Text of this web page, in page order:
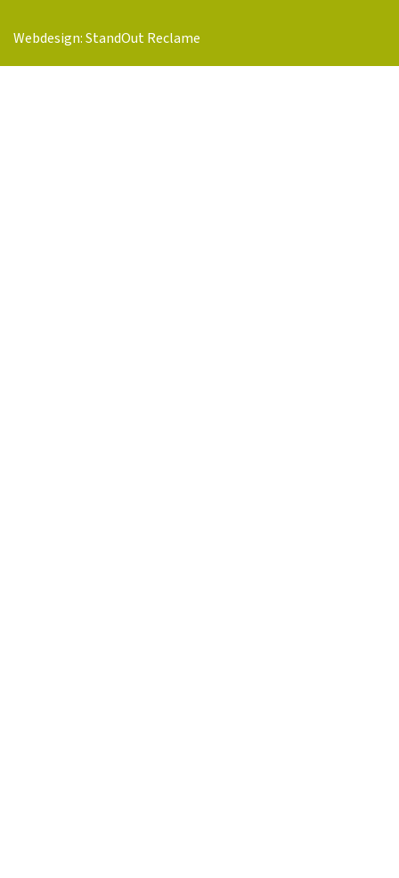
Webdesign: StandOut Reclame